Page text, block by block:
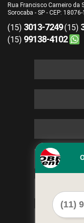
Rua Francisco Carneiro da
Sorocaba - SP - CEP:
(15) 3013-7249(15)
(15) 99138-4102